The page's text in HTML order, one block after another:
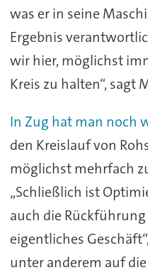
was er in seine
Ergebnis
wir hier, möglichst
Kreis zu halten“, sagt
In Zug hat man noch
den Kreislauf von
möglichst mehrfach
„Schließlich ist
auch die
eigentliches
unter anderem auf